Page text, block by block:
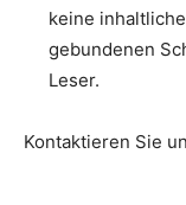
keine
gebundenen
Leser.
Kontaktieren Sie